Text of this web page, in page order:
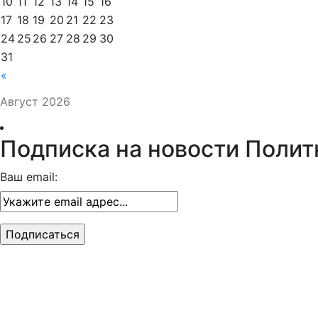
Август 2026
«
17 18 19 20 21 22 23
24 25 26 27 28 29 30
31
Подписка на новости
Ваш email: